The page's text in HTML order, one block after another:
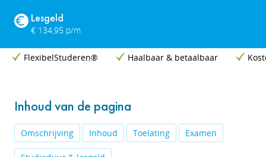
Lesgeld
€ 134,95 p/m
FlexibelStuderen® Haalbaar & betaalbaar
Inhoud van de pagina
Omschrijving Inhoud Toelating Examen